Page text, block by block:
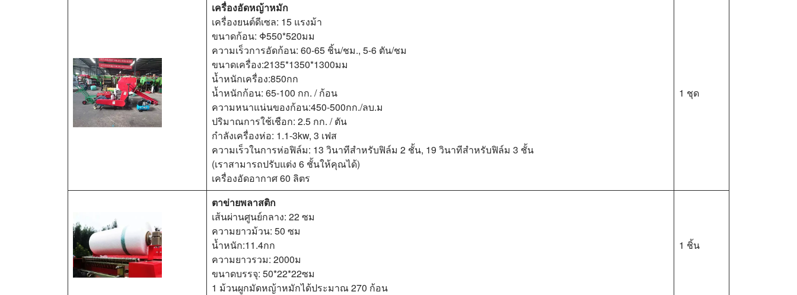
เครื่องอัดหญ้าหมัก
เครื่องยนต์ดีเซล: 15 แรงม้า
ขนาดก้อน: Φ550*520มม
ความเร็วการอัดก้อน: 60-65 ชิ้น/ชม., 5-6 ตัน/ชม
ขนาดเครื่อง:2135*1350*1300มม
น้ำหนักเครื่อง:850กก
น้ำหนักก้อน: 65-100 กก. / ก้อน
ความหนาแน่นของก้อน:450-500กก./ลบ.ม
ปริมาณการใช้เชือก: 2.5 กก. / ตัน
กำลังเครื่องห่อ: 1.1-3kw, 3 เฟส
ความเร็วในการห่อฟิล์ม: 13 วินาทีสำหรับฟิล์ม 2 ชั้น, 19 วินาทีสำหรับฟิล์ม 3 ชั้น
(เราสามารถปรับแต่ง 6 ชั้นให้คุณได้)
เครื่องอัดอากาศ 60 ลิตร
1 ชุด
ตาข่ายพลาสติก
เส้นผ่านศูนย์กลาง: 22 ซม
ความยาวม้วน: 50 ซม
น้ำหนัก:11.4กก
ความยาวรวม: 2000ม
ขนาดบรรจุ: 50*22*22ซม
1 ม้วนผูกมัดหญ้าหมักได้ประมาณ 270 ก้อน
1 ชิ้น